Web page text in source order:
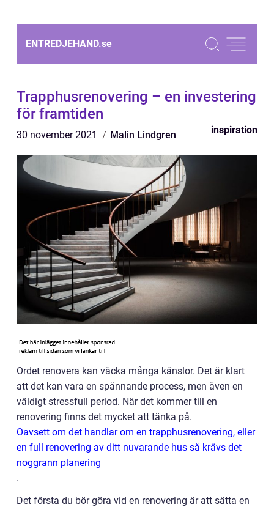
ENTREDJEHAND.se
Trapphusrenovering – en investering
för framtiden
30 november 2021 Malin Lindgren inspiration
Ordet renovera kan väcka många känslor. Det är klart
att det kan vara en spännande process, men även en
väldigt stressfull period. När det kommer till en
renovering finns det mycket att tänka på.
Oavsett om det handlar om en trapphusrenovering, eller
en full renovering av ditt nuvarande hus så krävs det
noggrann planering
.
Det första du bör göra vid en renovering är att sätta en